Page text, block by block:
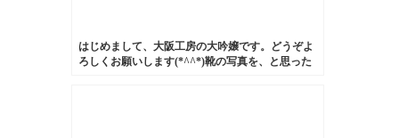
はじめまして、大阪工房の大吟嬢です。どうぞよ
ろしくお願いします(*^^*)靴の写真を、と思った